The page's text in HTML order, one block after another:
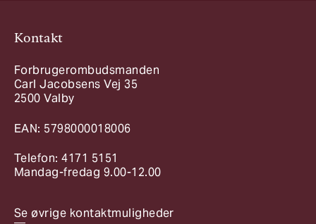
Kontakt
Forbrugerombudsmanden
Carl Jacobsens Vej 35
2500 Valby
EAN: 5798000018006
Telefon: 4171 5151
Mandag-fredag 9.00-12.00
Se øvrige kontaktmuligheder